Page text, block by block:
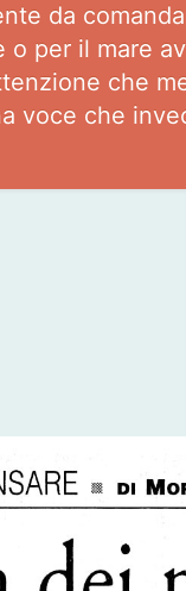
da
per il mare
che
voce che